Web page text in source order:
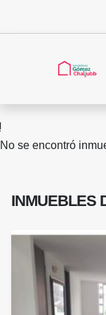
No se encontró
INMUEBLES